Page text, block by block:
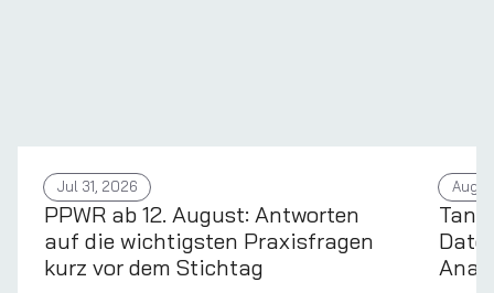
Jul 31, 2026
PPWR ab 12. August: Antworten
auf die wichtigsten Praxisfragen
kurz vor dem Stichtag
Aug